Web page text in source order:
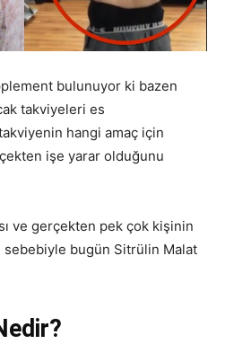
bulunuyor ki bazen
takviyeleri es
hangi amaç için
işe yarar olduğunu
ve gerçekten pek çok kişinin
bugün Sitrülin Malat